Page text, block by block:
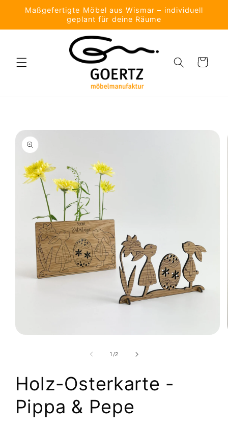
zumMaßgefertigte Möbel aus Wismar – individuell
geplant für deine Räume
Warenkorb
1 /von
2
Holz-Osterkarte -
Pippa & Pepe